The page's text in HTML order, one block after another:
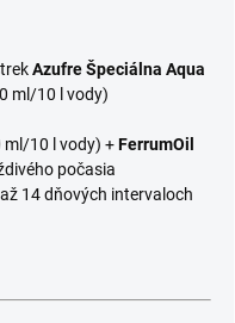
Azufre Špeciálna Aqua
ml/10 l vody)
ml/10 l vody) +FerrumOil
počasia
14 dňových intervaloch